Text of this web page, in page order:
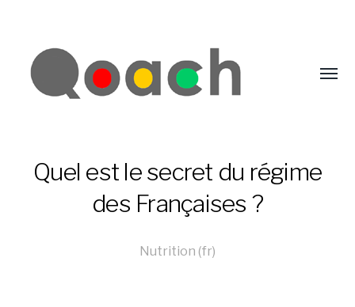
Quel est le secret du régime
des Françaises ?
Nutrition (fr)